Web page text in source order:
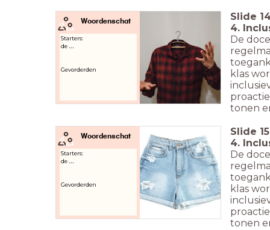
Woordenschat
Starters:
de...
Gevorderden
Slide
4.
De
klas
tonen
Woordenschat
Starters:
de...
Gevorderden
Slide 15
4.
De
klas
tonen